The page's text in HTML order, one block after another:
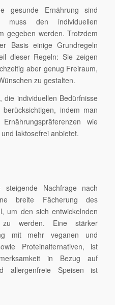
gesunde Ernährung sind
muss den individuellen
gegeben werden. Trotzdem
Basis einige Grundregeln
dieser Regeln: Sie zeigen
aber genug Freiraum,
zu gestalten.
individuellen Bedürfnisse
indem man
wie
laktosefrei anbietet.
Nachfrage nach
breite Fächerung des
um den sich entwickelnden
zu werden. Eine stärker
mit mehr veganen und
Proteinalternativen, ist
in Bezug auf
allergenfreie Speisen ist